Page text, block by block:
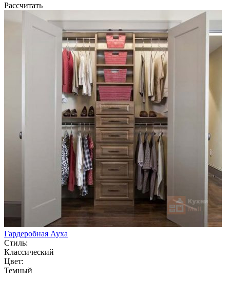
Рассчитать
Гардеробная Ауха
Стиль:
Классический
Цвет:
Темный